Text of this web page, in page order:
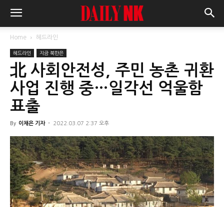
Home 헤드라인
헤드라인 지금 북한은
北 사회안전성, 주민 농촌 귀환
사업 진행 중…일각선 억울함
표출
By 이채은 기자 - 2022.03.07 2:37 오후